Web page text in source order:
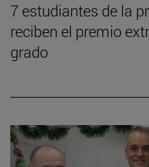
7 estudiantes de la
reciben el premio
grado